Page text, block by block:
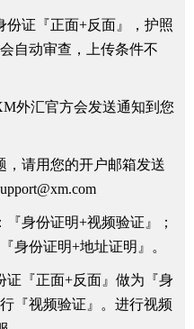
份证『正面+反面』，护照
自动审查，上传条件不
外汇官方会发送通知到您
，请用您的开户邮箱发送
身份证明+视频验证』；
身份证明+地址证明』。
证『正面+反面』做为『身
『视频验证』。进行视频